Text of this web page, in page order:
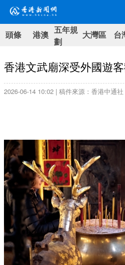
頭條 港澳 五年規
劃
大灣區 台
香港文武廟深受外國遊
2026-06-14 10:02 | 稿件來源：香港中通社